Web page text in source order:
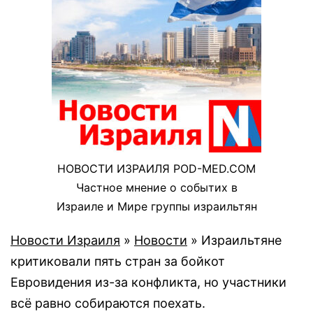
НОВОСТИ ИЗРАИЛЯ POD-MED.COM
Частное мнение о событих в
Израиле и Мире группы израильтян
Новости Израиля » Новости » Израильтяне
критиковали пять стран за бойкот
Евровидения из-за конфликта, но участники
всё равно собираются поехать.